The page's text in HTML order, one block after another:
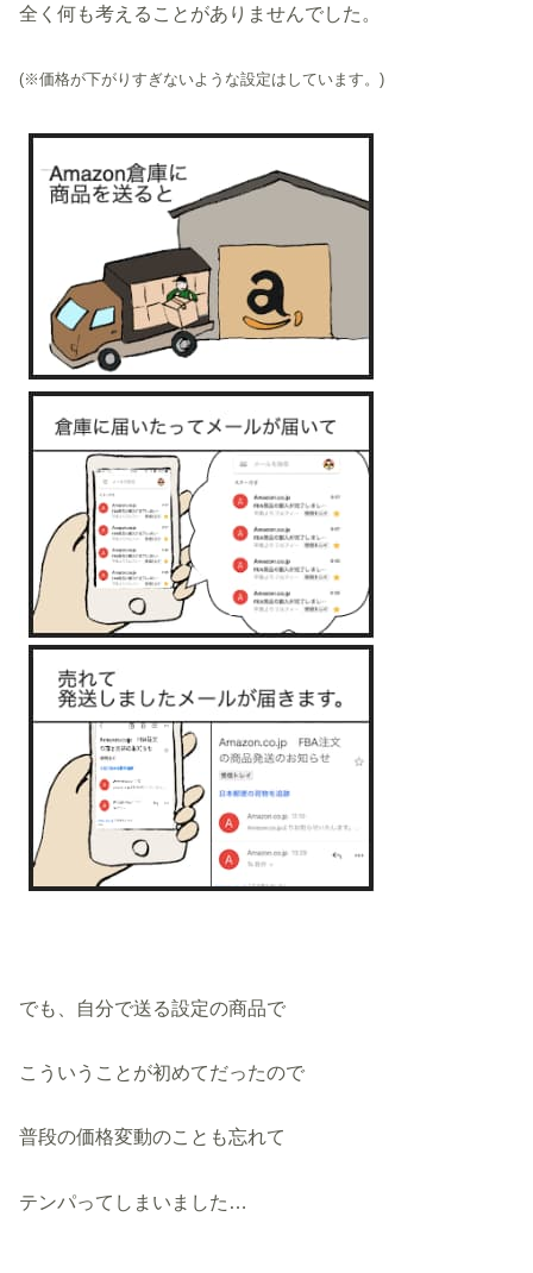
全く何も考えることがありませんでした。
(※価格が下がりすぎないような設定はしています。)
でも、自分で送る設定の商品で
こういうことが初めてだったので
普段の価格変動のことも忘れて
テンパってしまいました…